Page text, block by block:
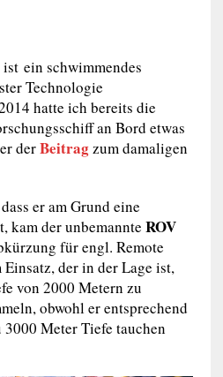
ist ein schwimmendes
Technologie
hatte ich bereits die
an Bord etwas
derBeitragzum damaligen
er am Grund eine
kam der unbemannte ROV
für engl. Remote
der in der Lage ist,
von 2000 Metern zu
obwohl er entsprechend
3000 Meter Tiefe tauchen